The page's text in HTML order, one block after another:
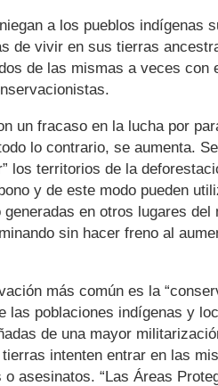
a los pueblos indígenas
de vivir en sus tierras
de las mismas a veces con
un fracaso en la lucha por
lo contrario, se aumenta.
los territorios de la
y de este modo pueden
en otros lugares del
sin hacer freno al
más común es la
las poblaciones indígenas y
de una mayor
intenten entrar en las
asesinatos. “Las Áreas